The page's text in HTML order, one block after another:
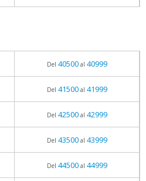
Del 40500al 40999
Del 41500al 41999
Del 42500al 42999
Del 43500al 43999
Del 44500al 44999